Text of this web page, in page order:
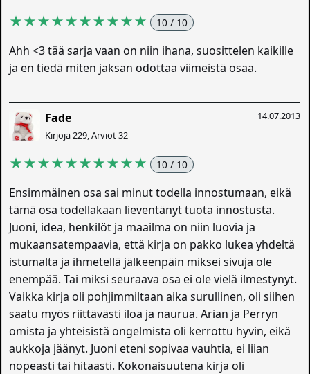
★★★★★★★★★★ 10 / 10
Ahh <3 tää sarja vaan on niin ihana, suosittelen kaikille
ja en tiedä miten jaksan odottaa viimeistä osaa.
14.07.2013
Fade
Kirjoja 229, Arviot 32
★★★★★★★★★★ 10 / 10
Ensimmäinen osa sai minut todella innostumaan, eikä
tämä osa todellakaan lieventänyt tuota innostusta.
Juoni, idea, henkilöt ja maailma on niin luovia ja
mukaansatempaavia, että kirja on pakko lukea yhdeltä
istumalta ja ihmetellä jälkeenpäin miksei sivuja ole
enempää. Tai miksi seuraava osa ei ole vielä ilmestynyt.
Vaikka kirja oli pohjimmiltaan aika surullinen, oli siihen
saatu myös riittävästi iloa ja naurua. Arian ja Perryn
omista ja yhteisistä ongelmista oli kerrottu hyvin, eikä
aukkoja jäänyt. Juoni eteni sopivaa vauhtia, ei liian
nopeasti tai hitaasti. Kokonaisuutena kirja oli